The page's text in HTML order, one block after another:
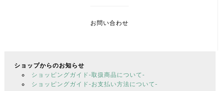
お問い合わせ
ショップからのお知らせ
ショッピングガイド-取扱商品について-
ショッピングガイド-お支払い方法について-